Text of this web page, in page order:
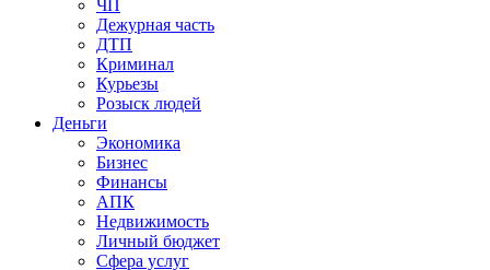
ЧП
Дежурная часть
ДТП
Криминал
Курьезы
Розыск людей
Деньги
Экономика
Бизнес
Финансы
АПК
Недвижимость
Личный бюджет
Сфера услуг